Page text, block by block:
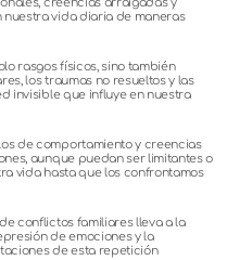
creencias arraigadas y
vida diaria de maneras
rasgos físicos, sino también
los traumas no resueltos y las
invisible que influye en nuestra
de comportamiento y creencias
aunque puedan ser limitantes o
vida hasta que los confrontamos
conflictos familiares lleva a la
de emociones y la
de esta repetición